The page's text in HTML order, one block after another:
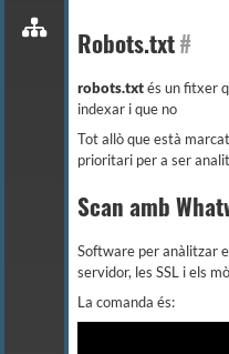
Robots.txt#
robots.txtés un fitxer
indexar i que no
Tot allò que està
prioritari per a ser
Scan amb
Software per anàlitzar
servidor, les SSL i els
La comanda és: